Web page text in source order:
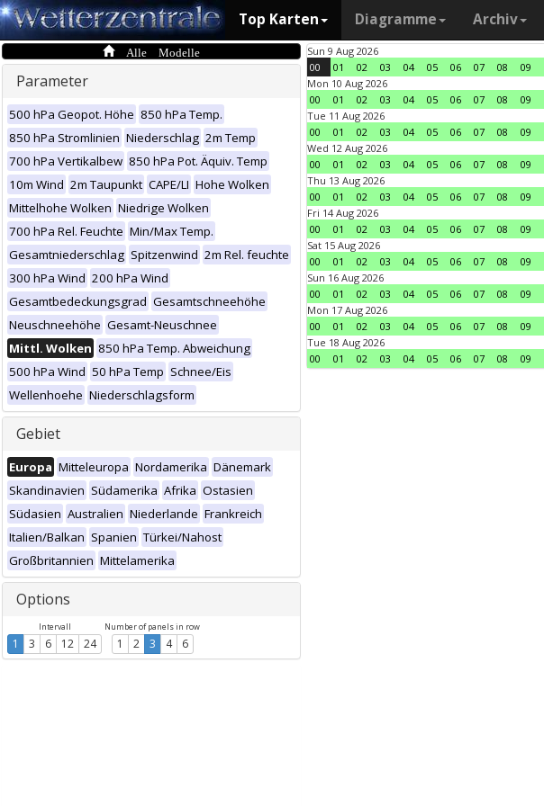
Top Karten Diagramme Archiv
Alle Modelle
Parameter
500 hPa Geopot. Höhe 850 hPa Temp.
850 hPa Stromlinien Niederschlag 2m Temp
700 hPa Vertikalbew 850 hPa Pot. Äquiv. Temp
10m Wind 2m Taupunkt CAPE/LI Hohe Wolken
Mittelhohe Wolken Niedrige Wolken
700 hPa Rel. Feuchte Min/Max Temp.
Gesamtniederschlag Spitzenwind 2m Rel. feuchte
300 hPa Wind 200 hPa Wind
Gesamtbedeckungsgrad Gesamtschneehöhe
Neuschneehöhe Gesamt-Neuschnee
Mittl. Wolken 850 hPa Temp. Abweichung
500 hPa Wind 50 hPa Temp Schnee/Eis
Wellenhoehe Niederschlagsform
Gebiet
Europa Mitteleuropa Nordamerika Dänemark
Skandinavien Südamerika Afrika Ostasien
Südasien Australien Niederlande Frankreich
Italien/Balkan Spanien Türkei/Nahost
Großbritannien Mittelamerika
Options
Intervall
1 3 6 12 24
Number of panels in row
1 2 3 4 6
Sun 9 Aug 2026
00
01 02 03 04 05 06 07 08 09
Mon 10 Aug 2026
00
01 02 03 04 05 06 07 08 09
Tue 11 Aug 2026
00
01 02 03 04 05 06 07 08 09
Wed 12 Aug 2026
00
01 02 03 04 05 06 07 08 09
Thu 13 Aug 2026
00
01 02 03 04 05 06 07 08 09
Fri 14 Aug 2026
00
01 02 03 04 05 06 07 08 09
Sat 15 Aug 2026
00
01 02 03 04 05 06 07 08 09
Sun 16 Aug 2026
00
01 02 03 04 05 06 07 08 09
Mon 17 Aug 2026
00
01 02 03 04 05 06 07 08 09
Tue 18 Aug 2026
00
01 02 03 04 05 06 07 08 09